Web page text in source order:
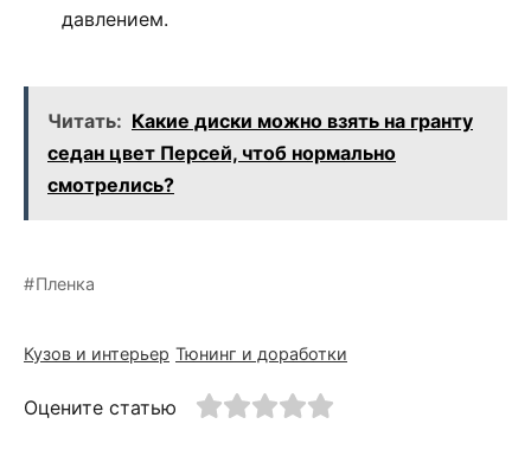
давлением.
Читать: Какие диски можно взять на гранту
седан цвет Персей, чтоб нормально
смотрелись?
Пленка
Кузов и интерьер Тюнинг и доработки
Оцените статью